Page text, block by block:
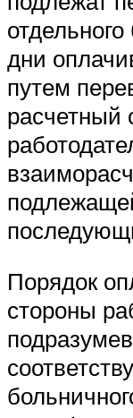
дни
путем
расчетный
Порядок
стороны